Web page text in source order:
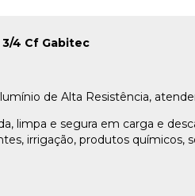
4 Cf Gabitec
de Alta Resistência,
limpa e segura em carga e
irrigação, produtos químicos,